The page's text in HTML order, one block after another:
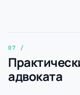
адвоката